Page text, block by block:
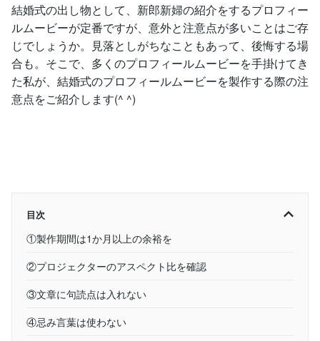
結婚式の出し物として、新郎新婦の紹介をするプロフィー
ルムービーが定番ですが、意外と注意点が多いことはご存
じでしょうか。見落としがちなこともあって、後悔する場
合も。そこで、多くのプロフィールムービーを手掛けてき
た私が、結婚式のプロフィールムービーを製作する際の注
意点をご紹介します(^ ^)
目次
①製作期間は1か月以上の余裕を
②プロジェクターのアスペクト比を確認
③文章に句読点は入れない
④忌み言葉は使わない